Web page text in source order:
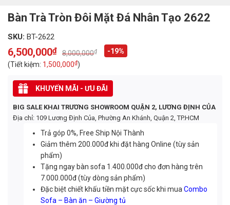
Bàn Trà Tròn Đôi Mặt Đá Nhân Tạo 2622
SKU: BT-2622
8,000,000₫
Original
price
was:
8,000,000₫.
6,500,000₫
Current
price
is:
6,500,000₫.
-19%
(Tiết kiệm: 1,500,000₫)
KHUYẾN MÃI - ƯU ĐÃI
BIG SALE KHAI TRƯƠNG SHOWROOM QUẬN 2, LƯƠNG ĐỊNH CỦA
Địa chỉ: 109 Lương Định Của, Phường An Khánh, Quận 2, TP.HCM
Trả góp 0%, Free Ship Nội Thành
Giảm thêm 200.000đ khi đặt hàng Online (tùy sản
phẩm)
Tặng ngay bàn sofa 1.400.000đ cho đơn hàng trên
7.000.000đ (tùy dòng sản phẩm)
Đặc biệt chiết khấu tiền mặt cực sốc khi muaCombo
Sofa – Bàn ăn – Giường tủ